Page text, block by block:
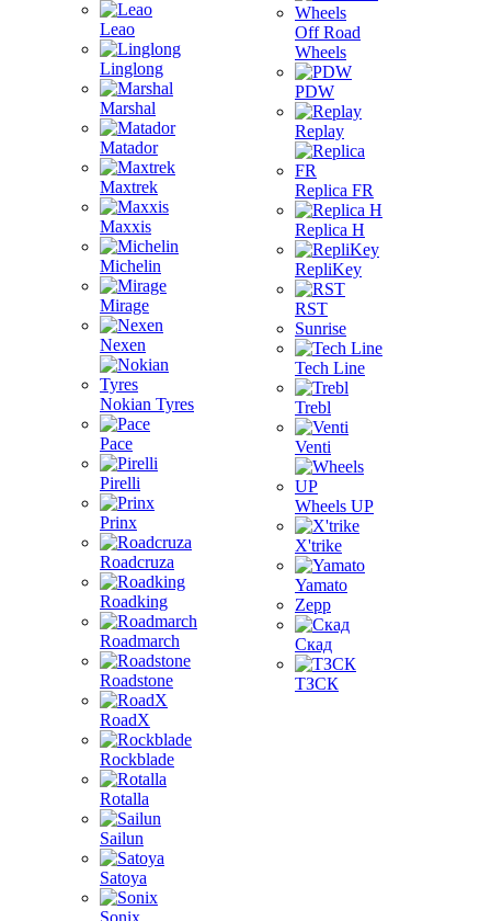
Leao
Linglong
Marshal
Matador
Maxtrek
Maxxis
Michelin
Mirage
Nexen
Nokian Tyres
Pace
Pirelli
Prinx
Roadcruza
Roadking
Roadmarch
Roadstone
RoadX
Rockblade
Rotalla
Sailun
Satoya
Sonix
Off Road
Wheels
PDW
Replay
Replica FR
Replica H
RepliKey
RST
Sunrise
Tech Line
Trebl
Venti
Wheels UP
X'trike
Yamato
Zepp
Скад
ТЗСК